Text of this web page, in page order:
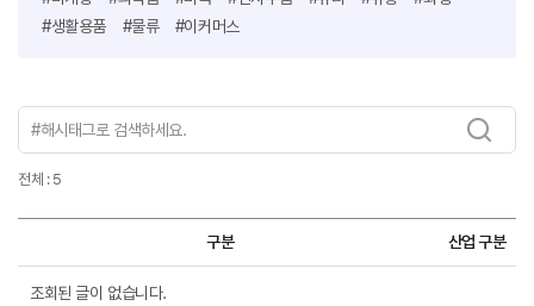
#생활용품
#물류 #이커머스
전체 : 5
구분 산업 구분
조회된 글이 없습니다.